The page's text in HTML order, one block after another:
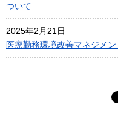
ついて
2025年2月21日
医療勤務環境改善マネジメ